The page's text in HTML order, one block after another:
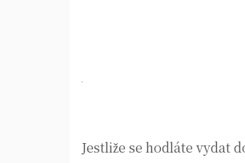
Jestliže se hodláte vydat